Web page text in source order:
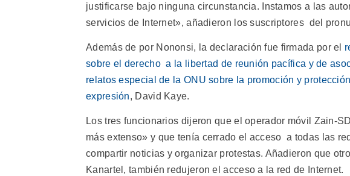
justificarse bajo ninguna circunstancia. Instamos a las
servicios de Internet», añadieron los suscriptores del
Además de por Nononsi, la declaración fue firmada por el
sobre el derecho a la libertad de reunión pacífica y de
relatos especial de la ONU sobre la promoción y
expresión, David Kaye.
Los tres funcionarios dijeron que el operador móvil Zain-
más extenso» y que tenía cerrado el acceso a todas las
compartir noticias y organizar protestas. Añadieron que
Kanartel, también redujeron el acceso a la red de Internet.